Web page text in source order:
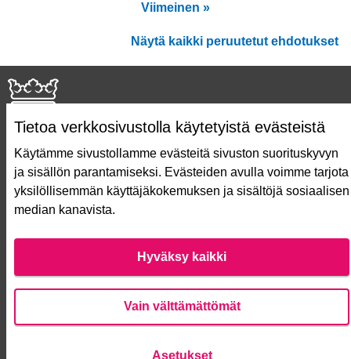
Tietoa verkkosivustolla käytetyistä evästeistä
Käytämme sivustollamme evästeitä sivuston suorituskyvyn
ja sisällön parantamiseksi. Evästeiden avulla voimme tarjota
yksilöllisemmän käyttäjäkokemuksen ja sisältöjä sosiaalisen
median kanavista.
Hyväksy kaikki
Vain välttämättömät
Asetukset
Viimeinen »
Näytä kaikki peruutetut ehdotukset
Näin äänestät Asukasbudjetissa
Asukasbudjetin vaiheet
Usein kysytyt kysymykset
Saavutettavuusseloste
Lataa avoimet datatiedostot
Evästeasetukset